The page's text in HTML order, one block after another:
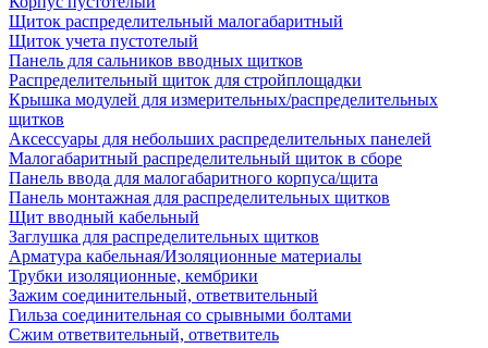
Щиток распределительный малогабаритный
Щиток учета пустотелый
Панель для сальников вводных щитков
Распределительный щиток для стройплощадки
Крышка модулей для измерительных/распределительных
щитков
Аксессуары для небольших распределительных панелей
Малогабаритный распределительный щиток в сборе
Панель ввода для малогабаритного корпуса/щита
Панель монтажная для распределительных щитков
Щит вводный кабельный
Заглушка для распределительных щитков
Арматура кабельная/Изоляционные материалы
Трубки изоляционные, кембрики
Зажим соединительный, ответвительный
Гильза соединительная со срывными болтами
Сжим ответвительный, ответвитель